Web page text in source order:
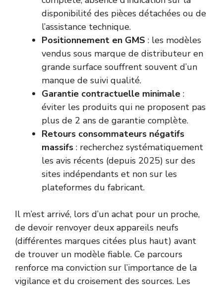
disponibilité des pièces détachées ou de
l’assistance technique.
Positionnement en GMS : les modèles
vendus sous marque de distributeur en
grande surface souffrent souvent d’un
manque de suivi qualité.
Garantie contractuelle minimale :
éviter les produits qui ne proposent pas
plus de 2 ans de garantie complète.
Retours consommateurs négatifs
massifs : recherchez systématiquement
les avis récents (depuis 2025) sur des
sites indépendants et non sur les
plateformes du fabricant.
Il m’est arrivé, lors d’un achat pour un proche,
de devoir renvoyer deux appareils neufs
(différentes marques citées plus haut) avant
de trouver un modèle fiable. Ce parcours
renforce ma conviction sur l’importance de la
vigilance et du croisement des sources. Les